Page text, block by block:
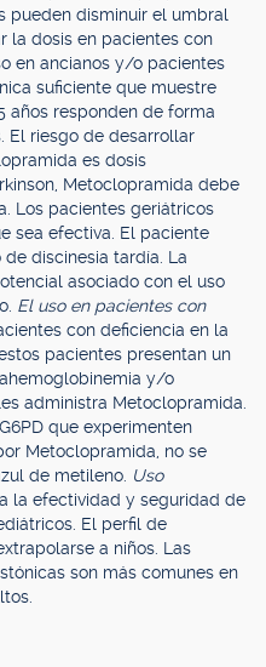
pueden disminuir el umbral
la dosis en pacientes con
en ancianos y/o pacientes
suficiente que muestre
años responden de forma
El riesgo de desarrollar
es dosis
Metoclopramida debe
Los pacientes geriátricos
sea efectiva. El paciente
discinesia tardía. La
asociado con el uso
El uso en pacientes con
con deficiencia en la
pacientes presentan un
y/o
administra Metoclopramida.
que experimenten
Metoclopramida, no se
de metileno. Uso
la efectividad y seguridad de
El perfil de
a niños. Las
son más comunes en